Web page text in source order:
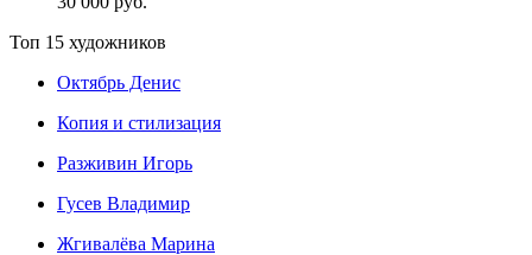
Топ 15 художников
Октябрь Денис
Копия и стилизация
Разживин Игорь
Гусев Владимир
Жгивалёва Марина